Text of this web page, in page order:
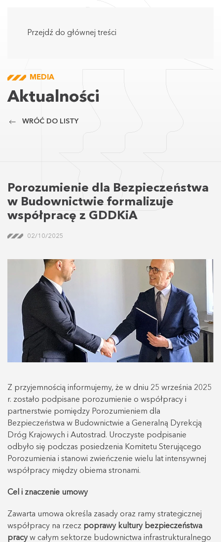
Przejdź do głównej treści
MEDIA
Aktualności
WRÓĆ DO LISTY
Porozumienie dla Bezpieczeństwa
w Budownictwie formalizuje
współpracę z GDDKiA
02/10/2025
Z przyjemnością informujemy, że w dniu 25 września 2025
r. zostało podpisane porozumienie o współpracy i
partnerstwie pomiędzy Porozumieniem dla
Bezpieczeństwa w Budownictwie a Generalną Dyrekcją
Dróg Krajowych i Autostrad. Uroczyste podpisanie
odbyło się podczas posiedzenia Komitetu Sterującego
Porozumienia i stanowi zwieńczenie wielu lat intensywnej
współpracy między obiema stronami.
Cel i znaczenie umowy
Zawarta umowa określa zasady oraz ramy strategicznej
współpracy na rzecz poprawy kultury bezpieczeństwa
pracyw całym sektorze budownictwa infrastrukturalnego